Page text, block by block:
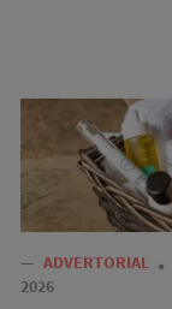
— ADVERTORIAL
2026